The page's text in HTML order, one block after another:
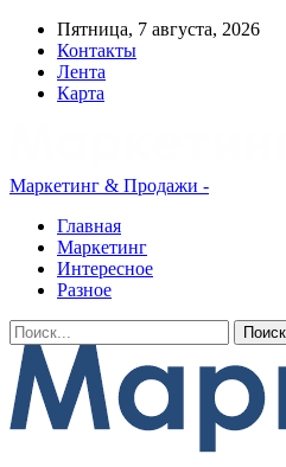
Пятница, 7 августа, 2026
Контакты
Лента
Карта
Маркетинг & Продажи -
Главная
Маркетинг
Интересное
Разное